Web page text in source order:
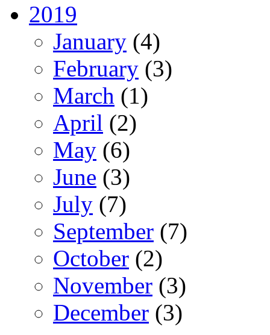
2019
January (4)
February (3)
March (1)
April (2)
May (6)
June (3)
July (7)
September (7)
October (2)
November (3)
December (3)